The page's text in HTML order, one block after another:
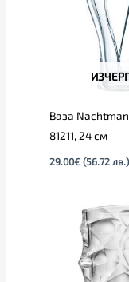
Ваза
81211, 24 см
29.00€ (56.72 лв.)